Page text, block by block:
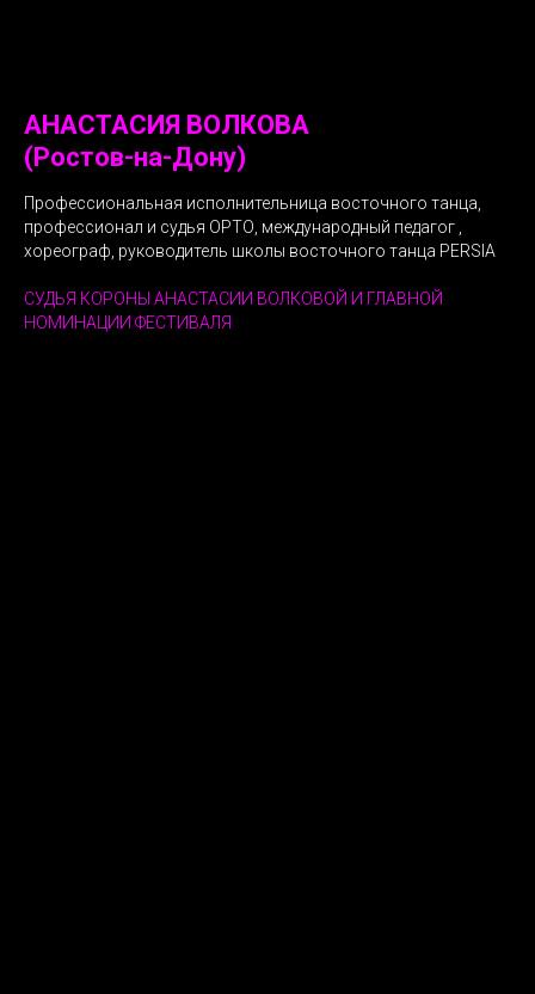
АНАСТАСИЯ ВОЛКОВА
(Ростов-на-Дону)
Профессиональная исполнительница восточного танца,
профессионал и судья ОРТО, международный педагог ,
хореограф, руководитель школы восточного танца PERSIA
СУДЬЯ КОРОНЫ АНАСТАСИИ ВОЛКОВОЙ И ГЛАВНОЙ
НОМИНАЦИИ ФЕСТИВАЛЯ